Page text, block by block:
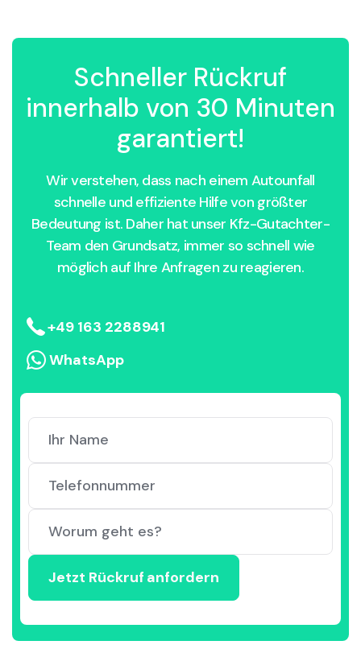
Schneller Rückruf
innerhalb von 30 Minuten
garantiert!
Wir verstehen, dass nach einem Autounfall
schnelle und effiziente Hilfe von größter
Bedeutung ist. Daher hat unser Kfz-Gutachter-
Team den Grundsatz, immer so schnell wie
möglich auf Ihre Anfragen zu reagieren.
+49 163 2288941
WhatsApp